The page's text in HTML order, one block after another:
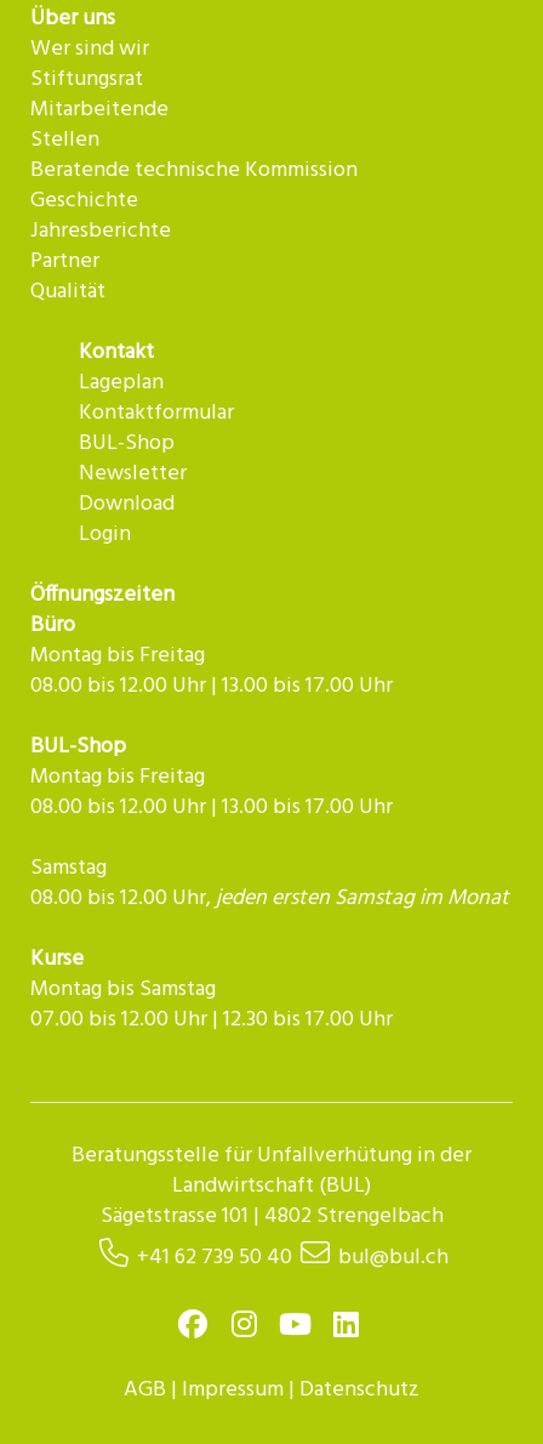
Über uns
Wer sind wir
Stiftungsrat
Mitarbeitende
Stellen
Beratende technische Kommission
Geschichte
Jahresberichte
Partner
Qualität
Kontakt
Lageplan
Kontaktformular
BUL-Shop
Newsletter
Download
Login
Öffnungszeiten
Büro
Montag bis Freitag
08.00 bis 12.00 Uhr | 13.00 bis 17.00 Uhr
BUL-Shop
Montag bis Freitag
08.00 bis 12.00 Uhr | 13.00 bis 17.00 Uhr
Samstag
08.00 bis 12.00 Uhr,jeden ersten Samstag im Monat
Kurse
Montag bis Samstag
07.00 bis 12.00 Uhr | 12.30 bis 17.00 Uhr​​​​​​
Beratungsstelle für Unfallverhütung in der
Landwirtschaft (BUL)
Sägetstrasse 101 | 4802 Strengelbach
+41 62 739 50 40
bul@bul.ch
AGB | Impressum| Datenschutz